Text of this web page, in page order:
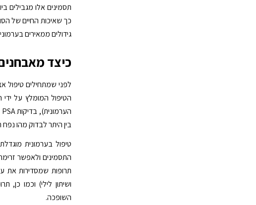
תסמינים אלו מגבילים
כך שאיכות החיים של
גידולים ממאירים
כיצד
לפני שמתחילים
הטיפול המומלץ על
בין היתר לבדוק מהו
טיפול בערמונית
התסמינים ולאפשר
תרופות שמסדירות את
ושיתון לילי) וכמו
השופכה.